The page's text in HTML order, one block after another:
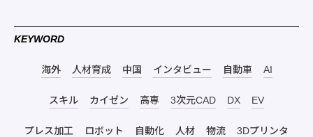
KEYWORD
海外 人材育成 中国 インタビュー 自動車 AI
スキル カイゼン 高専 3次元CAD DX EV
プレス加工 ロボット 自動化 人材 物流 3Dプリンタ